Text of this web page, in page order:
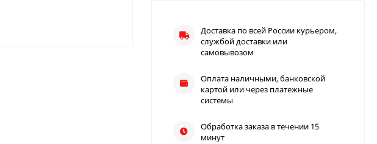
Доставка по всей России курьером,
службой доставки или
самовывозом
Оплата наличными, банковской
картой или через платежные
системы
Обработка заказа в течении 15
минут